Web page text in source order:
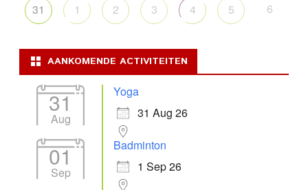
31 1 2 3 4 5 6
AANKOMENDE ACTIVITEITEN
31
Aug
Yoga
31 Aug 26
01
Sep
Badminton
1 Sep 26